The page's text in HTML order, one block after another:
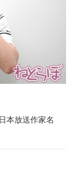
本放送作家名